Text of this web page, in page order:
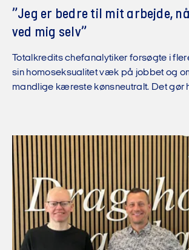
”Jeg er bedre til mit arbejde,
ved mig selv”
Totalkredits chefanalytiker forsøgte i
sin homoseksualitet væk på jobbet og
mandlige kæreste kønsneutralt. Det gør